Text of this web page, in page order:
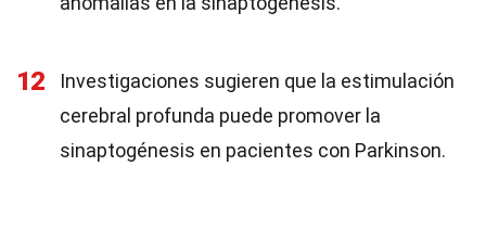
12
Investigaciones sugieren que la estimulación
cerebral profunda puede promover la
sinaptogénesis en pacientes con Parkinson.